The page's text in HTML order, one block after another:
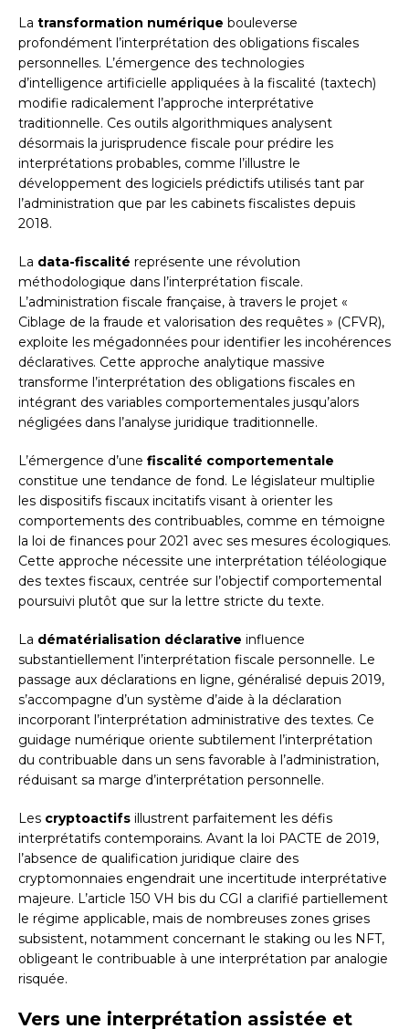
La transformation numérique bouleverse
profondément l’interprétation des obligations fiscales
personnelles. L’émergence des technologies
d’intelligence artificielle appliquées à la fiscalité (taxtech)
modifie radicalement l’approche interprétative
traditionnelle. Ces outils algorithmiques analysent
désormais la jurisprudence fiscale pour prédire les
interprétations probables, comme l’illustre le
développement des logiciels prédictifs utilisés tant par
l’administration que par les cabinets fiscalistes depuis
2018.
La data-fiscalité représente une révolution
méthodologique dans l’interprétation fiscale.
L’administration fiscale française, à travers le projet «
Ciblage de la fraude et valorisation des requêtes » (CFVR),
exploite les mégadonnées pour identifier les incohérences
déclaratives. Cette approche analytique massive
transforme l’interprétation des obligations fiscales en
intégrant des variables comportementales jusqu’alors
négligées dans l’analyse juridique traditionnelle.
L’émergence d’une fiscalité comportementale
constitue une tendance de fond. Le législateur multiplie
les dispositifs fiscaux incitatifs visant à orienter les
comportements des contribuables, comme en témoigne
la loi de finances pour 2021 avec ses mesures écologiques.
Cette approche nécessite une interprétation téléologique
des textes fiscaux, centrée sur l’objectif comportemental
poursuivi plutôt que sur la lettre stricte du texte.
La dématérialisation déclarative influence
substantiellement l’interprétation fiscale personnelle. Le
passage aux déclarations en ligne, généralisé depuis 2019,
s’accompagne d’un système d’aide à la déclaration
incorporant l’interprétation administrative des textes. Ce
guidage numérique oriente subtilement l’interprétation
du contribuable dans un sens favorable à l’administration,
réduisant sa marge d’interprétation personnelle.
Les cryptoactifs illustrent parfaitement les défis
interprétatifs contemporains. Avant la loi PACTE de 2019,
l’absence de qualification juridique claire des
cryptomonnaies engendrait une incertitude interprétative
majeure. L’article 150 VH bis du CGI a clarifié partiellement
le régime applicable, mais de nombreuses zones grises
subsistent, notamment concernant le staking ou les NFT,
obligeant le contribuable à une interprétation par analogie
risquée.
Vers une interprétation assistée et